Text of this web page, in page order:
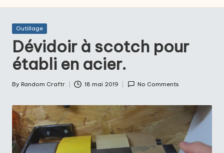
n
d
o
m
C
r
a
ft
tout
Posted
Outillage
Dévidoir à scotch pour
établi en acier.
Posted
By Random Craftr 18 mai 2019 No Comments